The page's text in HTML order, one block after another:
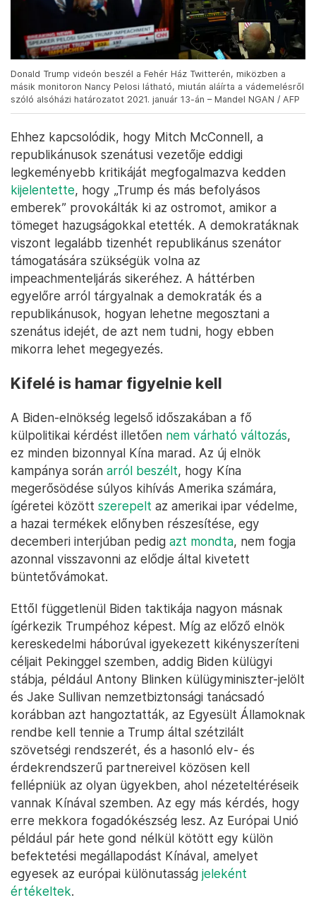
Donald Trump videón beszél a Fehér Ház Twitterén, miközben a
másik monitoron Nancy Pelosi látható, miután aláírta a vádemelésről
szóló alsóházi határozatot 2021. január 13-án – Mandel NGAN / AFP
Ehhez kapcsolódik, hogy Mitch McConnell, a
republikánusok szenátusi vezetője eddigi
legkeményebb kritikáját megfogalmazva kedden
kijelentette, hogy „Trump és más befolyásos
emberek” provokálták ki az ostromot, amikor a
tömeget hazugságokkal etették. A demokratáknak
viszont legalább tizenhét republikánus szenátor
támogatására szükségük volna az
impeachmenteljárás sikeréhez. A háttérben
egyelőre arról tárgyalnak a demokraták és a
republikánusok, hogyan lehetne megosztani a
szenátus idejét, de azt nem tudni, hogy ebben
mikorra lehet megegyezés.
Kifelé is hamar figyelnie kell
A Biden-elnökség legelső időszakában a fő
külpolitikai kérdést illetően nem várható változás,
ez minden bizonnyal Kína marad. Az új elnök
kampánya során arról beszélt, hogy Kína
megerősödése súlyos kihívás Amerika számára,
ígéretei között szerepelt az amerikai ipar védelme,
a hazai termékek előnyben részesítése, egy
decemberi interjúban pedig azt mondta, nem fogja
azonnal visszavonni az elődje által kivetett
büntetővámokat.
Ettől függetlenül Biden taktikája nagyon másnak
ígérkezik Trumpéhoz képest. Míg az előző elnök
kereskedelmi háborúval igyekezett kikényszeríteni
céljait Pekinggel szemben, addig Biden külügyi
stábja, például Antony Blinken külügyminiszter-jelölt
és Jake Sullivan nemzetbiztonsági tanácsadó
korábban azt hangoztatták, az Egyesült Államoknak
rendbe kell tennie a Trump által szétzilált
szövetségi rendszerét, és a hasonló elv- és
érdekrendszerű partnereivel közösen kell
fellépniük az olyan ügyekben, ahol nézeteltéréseik
vannak Kínával szemben. Az egy más kérdés, hogy
erre mekkora fogadókészség lesz. Az Európai Unió
például pár hete gond nélkül kötött egy külön
befektetési megállapodást Kínával, amelyet
egyesek az európai különutasság jeleként
értékeltek.